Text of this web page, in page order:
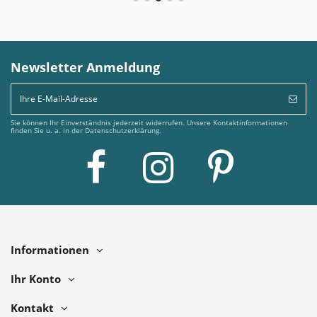
Newsletter Anmeldung
Sie können Ihr Einverständnis jederzeit widerrufen. Unsere Kontaktinformationen
finden Sie u. a. in der Datenschutzerklärung.
Informationen
Ihr Konto
Kontakt